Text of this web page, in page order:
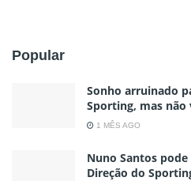
Popular
Sonho arruinado
Sporting, mas não
1 MÊS AGO
Nuno Santos pode
Direção do